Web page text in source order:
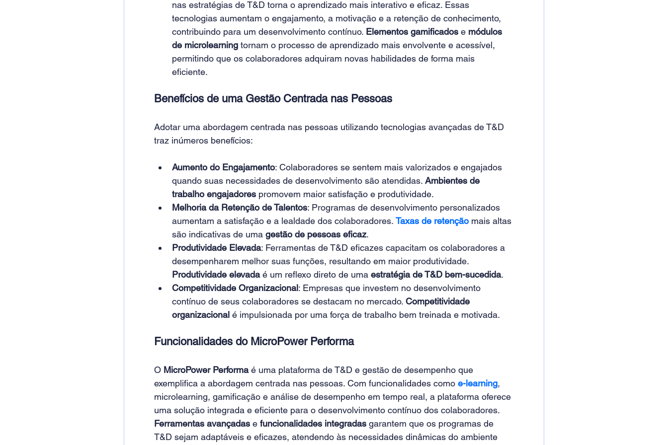
nas estratégias de T&D torna o aprendizado mais interativo e eficaz. Essas
tecnologias aumentam o engajamento, a motivação e a retenção de conhecimento,
contribuindo para um desenvolvimento contínuo. Elementos gamificados e módulos
de microlearning tornam o processo de aprendizado mais envolvente e acessível,
permitindo que os colaboradores adquiram novas habilidades de forma mais
eficiente.
Benefícios de uma Gestão Centrada nas Pessoas
Adotar uma abordagem centrada nas pessoas utilizando tecnologias avançadas de T&D
traz inúmeros benefícios:
Aumento do Engajamento: Colaboradores se sentem mais valorizados e engajados
quando suas necessidades de desenvolvimento são atendidas. Ambientes de
trabalho engajadores promovem maior satisfação e produtividade.
Melhoria da Retenção de Talentos: Programas de desenvolvimento personalizados
aumentam a satisfação e a lealdade dos colaboradores. Taxas de retenção mais altas
são indicativas de uma gestão de pessoas eficaz.
Produtividade Elevada: Ferramentas de T&D eficazes capacitam os colaboradores a
desempenharem melhor suas funções, resultando em maior produtividade.
Produtividade elevada é um reflexo direto de uma estratégia de T&D bem-sucedida.
Competitividade Organizacional: Empresas que investem no desenvolvimento
contínuo de seus colaboradores se destacam no mercado. Competitividade
organizacional é impulsionada por uma força de trabalho bem treinada e motivada.
Funcionalidades do MicroPower Performa
O MicroPower Performa é uma plataforma de T&D e gestão de desempenho que
exemplifica a abordagem centrada nas pessoas. Com funcionalidades como e-learning,
microlearning, gamificação e análise de desempenho em tempo real, a plataforma oferece
uma solução integrada e eficiente para o desenvolvimento contínuo dos colaboradores.
Ferramentas avançadas e funcionalidades integradas garantem que os programas de
T&D sejam adaptáveis e eficazes, atendendo às necessidades dinâmicas do ambiente